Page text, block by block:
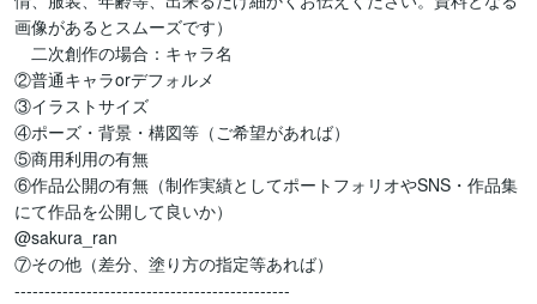
画像があるとスムーズです）
二次創作の場合：キャラ名
②普通キャラorデフォルメ
③イラストサイズ
④ポーズ・背景・構図等（ご希望があれば）
⑤商用利用の有無
⑥作品公開の有無（制作実績としてポートフォリオやSNS・作品集
にて作品を公開して良いか）
@sakura_ran
⑦その他（差分、塗り方の指定等あれば）
----------------------------------------------